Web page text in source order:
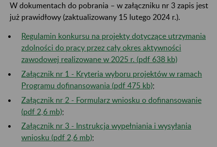
W dokumentach do pobrania – w załączniku nr 3 zapis jest
już prawidłowy (zaktualizowany 15 lutego 2024 r.).
Regulamin konkursu na projekty dotyczące utrzymania
zdolności do pracy przez cały okres aktywności
zawodowej realizowane w 2025 r. (pdf 638 kb)
Załącznik nr 1 - Kryteria wyboru projektów w ramach
Programu dofinansowania (pdf 475 kb);
Załącznik nr 2 - Formularz wniosku o dofinansowanie
(pdf 2,6 mb);
Załącznik nr 3 - Instrukcja wypełniania i wysyłania
wniosku (pdf 2,6 mb);